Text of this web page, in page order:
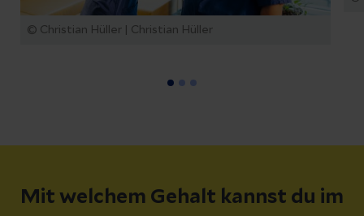
© Christian Hüller | Christian Hüller
Mit welchem Gehalt kannst du im